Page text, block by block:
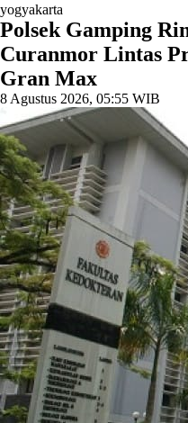
yogyakarta
Polsek Gamping
Curanmor Lintas
Gran Max
8 Agustus 2026, 05:55 WIB